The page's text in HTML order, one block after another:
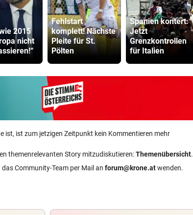
2015
nicht
Fehlstart
komplett! Nächste
Pleite für St.
Pölten
Spanien kontert:
Jetzt
Grenzkontrollen
für Italien
ist, ist zum jetzigen Zeitpunkt kein Kommentieren mehr
themenrelevanten Story mitzudiskutieren:Themenübersicht.
Community-Team per Mail an forum@krone.atwenden.